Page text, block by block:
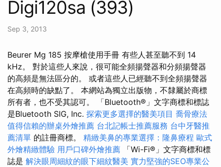
Digi120sa (393)
Sep 3, 2013
Beurer Mg 185 按摩槍使用手冊 有些人甚至聽不到 14
kHz。 對於這些人來說，很可能全頻揚聲器和分頻揚聲器
的高頻是無法區分的。 或者這些人已經聽不到全頻揚聲器
在高頻時的缺點了。 本網站為獨立出版物，不隸屬於商標
所有者，也不受其認可。 「Bluetooth®」文字商標和標誌
是Bluetooth SIG, Inc. 探索更多選擇的醫美項目 喬骨療法
值得信賴的辦桌外燴推薦 台北記帳士推薦服務 台中牙醫推
薦清單 的註冊商標。 精緻美鼻的專業選擇：隆鼻療程 歐式
外燴精緻體驗 用戶口碑外燴推薦
「Wi-Fi®」文字商標和標
誌是 解決眼周細紋的眼下細紋醫美 實力堅強的SEO專業公